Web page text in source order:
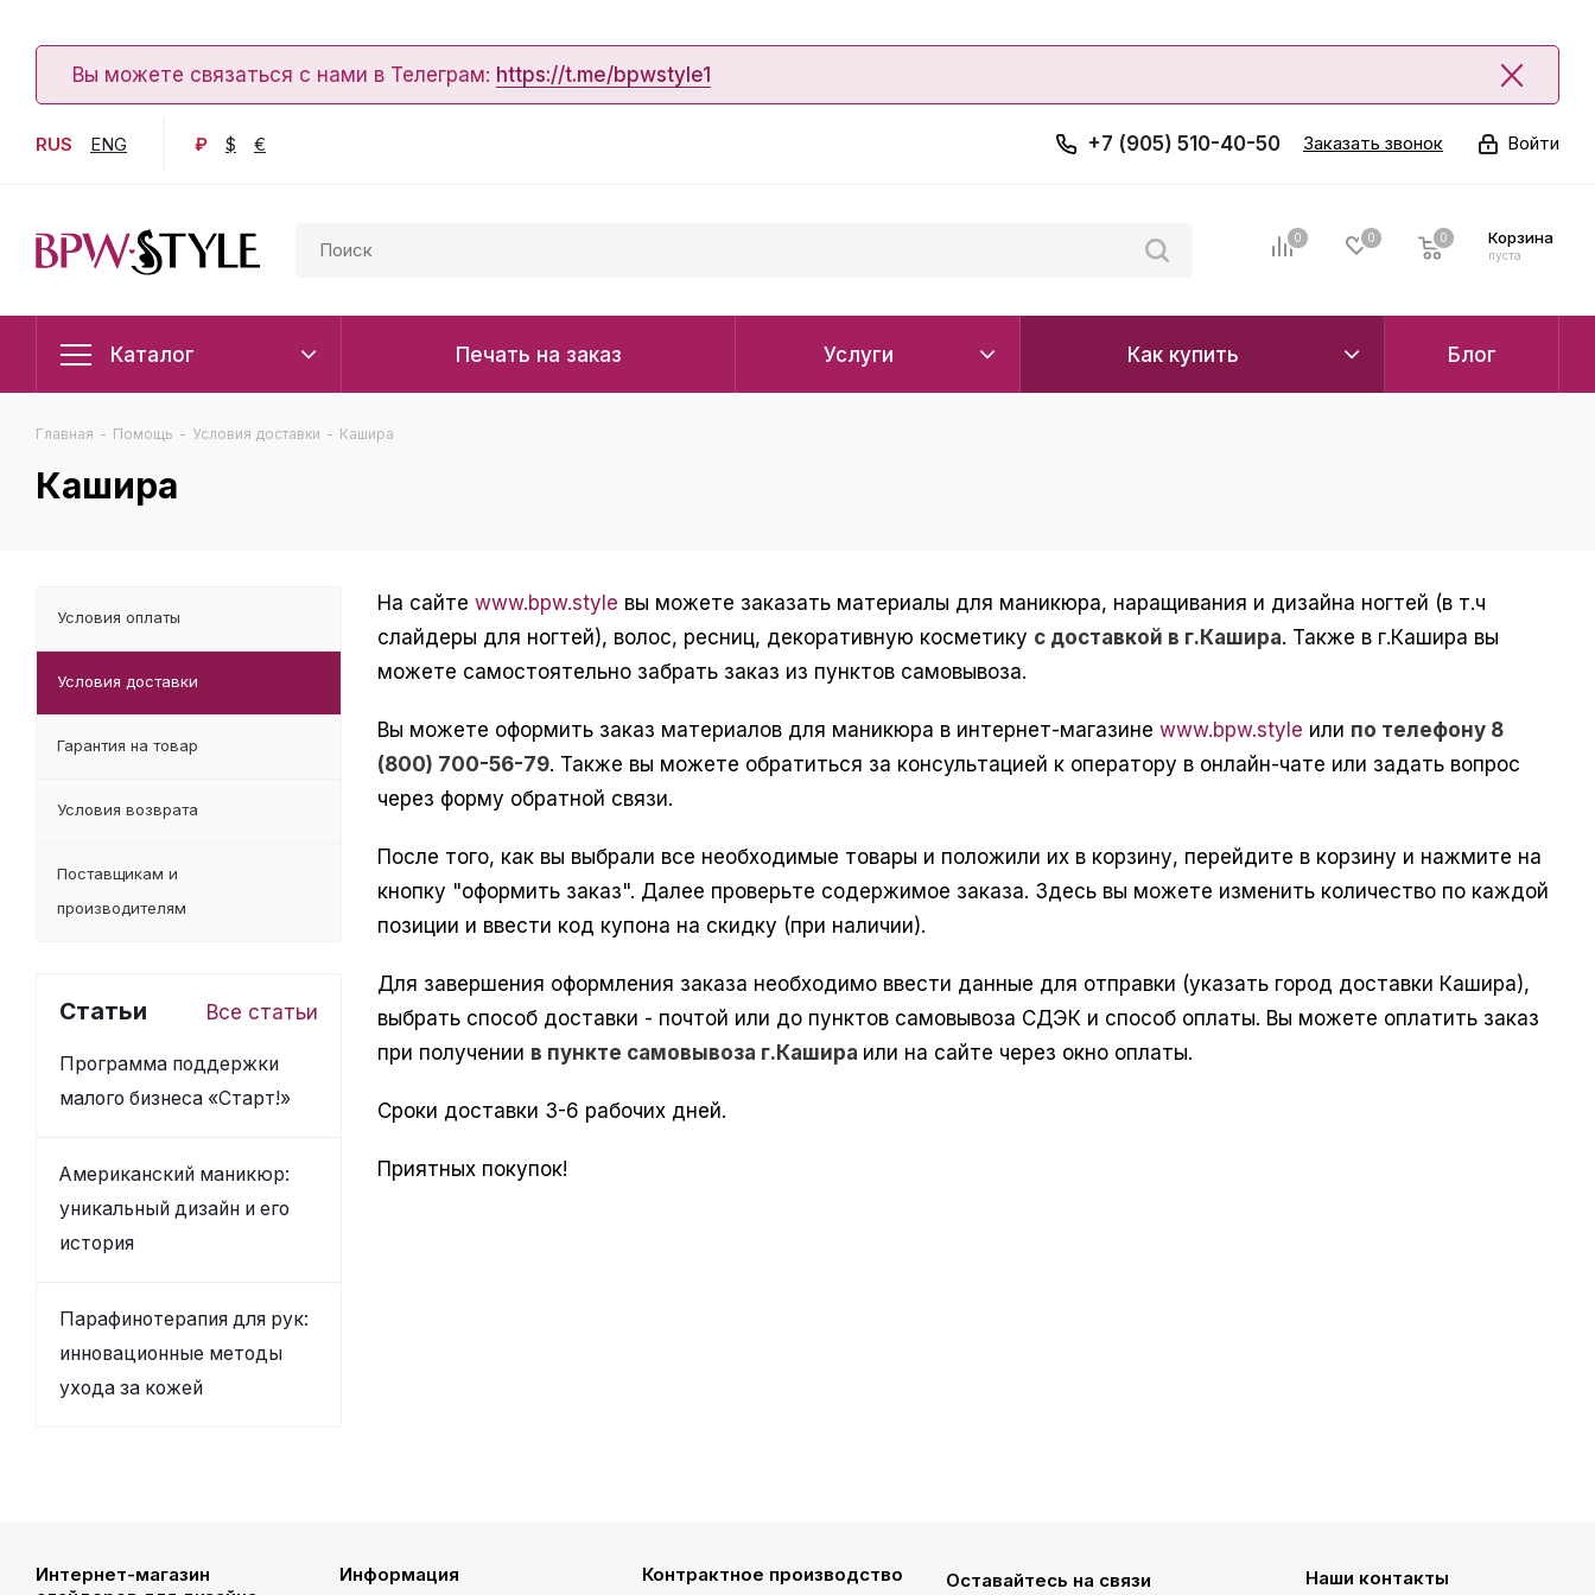
Вы можете связаться с нами в Телеграм: https://t.me/bpwstyle1
RUS ENG ₽ $ € Войти
+7 (905) 510-40-50 Заказать звонок
0 0 Корзина
0
пуста
0
Каталог Печать на заказ Услуги Как купить Блог
Главная - Помощь - Условия доставки - Кашира
Кашира
На сайте www.bpw.style вы можете заказать материалы для маникюра, наращивания и дизайна ногтей (в т.ч
слайдеры для ногтей), волос, ресниц, декоративную косметику с доставкой в г.Кашира. Также в г.Кашира вы
можете самостоятельно забрать заказ из пунктов самовывоза.
Вы можете оформить заказ материалов для маникюра в интернет-магазине www.bpw.style или по телефону 8
(800) 700-56-79. Также вы можете обратиться за консультацией к оператору в онлайн-чате или задать вопрос
через форму обратной связи.
После того, как вы выбрали все необходимые товары и положили их в корзину, перейдите в корзину и нажмите на
кнопку "оформить заказ". Далее проверьте содержимое заказа. Здесь вы можете изменить количество по каждой
позиции и ввести код купона на скидку (при наличии).
Для завершения оформления заказа необходимо ввести данные для отправки (указать город доставки Кашира),
выбрать способ доставки - почтой или до пунктов самовывоза СДЭК и способ оплаты. Вы можете оплатить заказ
при получении в пункте самовывоза г.Кашира или на сайте через окно оплаты.
Сроки доставки 3-6 рабочих дней.
Приятных покупок!
Условия оплаты
Условия доставки
Гарантия на товар
Условия возврата
Поставщикам и
производителям
Статьи Все статьи
Программа поддержки
малого бизнеса «Старт!»
Американский маникюр:
уникальный дизайн и его
история
Парафинотерапия для рук:
инновационные методы
ухода за кожей
Интернет-магазин
Информация Контрактное производство Оставайтесь на связи Наши контакты